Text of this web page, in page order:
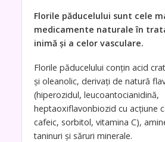
Florile păducelului sunt cele
medicamente naturale în
inimă şi a celor vasculare.
Florile păducelului conţin acid
şi oleanolic, derivați de natură
(hiperozidul, leucoantocianidină,
heptaoxiflavonbiozid cu acţiune
cafeic, sorbitol, vitamina C),
taninuri şi săruri minerale.